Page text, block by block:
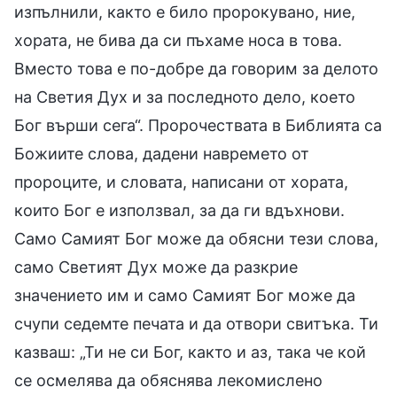
изпълнили, както е било пророкувано, ние,
хората, не бива да си пъхаме носа в това.
Вместо това е по-добре да говорим за делото
на Светия Дух и за последното дело, което
Бог върши сега“. Пророчествата в Библията са
Божиите слова, дадени навремето от
пророците, и словата, написани от хората,
които Бог е използвал, за да ги вдъхнови.
Само Самият Бог може да обясни тези слова,
само Светият Дух може да разкрие
значението им и само Самият Бог може да
счупи седемте печата и да отвори свитъка. Ти
казваш: „Ти не си Бог, както и аз, така че кой
се осмелява да обяснява лекомислено